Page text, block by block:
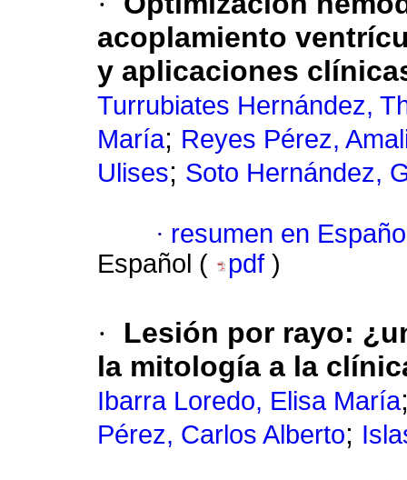
acoplamiento
y aplicaciones
Turrubiates Hernández,
María; Reyes Pérez,
Ulises; Soto Hernández,
· resumen en
Español (
pdf )
·
Lesión por rayo:
la mitología a la
Ibarra Loredo, Elisa María
Pérez, Carlos Alberto;